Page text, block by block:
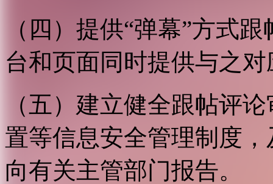
（四）提供“弹幕”方式
台和页面同时提供与之
（五）建立健全跟帖评
置等信息安全管理制度
向有关主管部门报告。